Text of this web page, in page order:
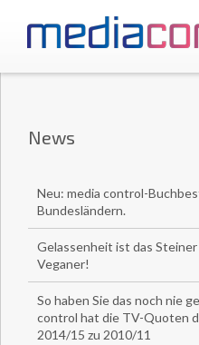
News
Neu: media control-
Bundesländern.
Gelassenheit ist das
Veganer!
So haben Sie das noch nie
control hat die TV-Quoten
2014/15 zu 2010/11